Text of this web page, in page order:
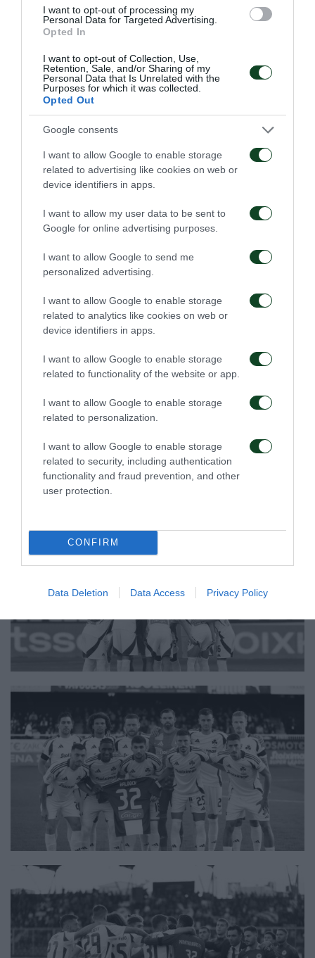
I want to opt-out of processing my
Personal Data for Targeted Advertising.
Opted In
I want to opt-out of Collection, Use,
Retention, Sale, and/or Sharing of my
Personal Data that Is Unrelated with the
Purposes for which it was collected.
Opted Out
Google consents
I want to allow Google to enable storage
related to advertising like cookies on web or
device identifiers in apps.
I want to allow my user data to be sent to
Google for online advertising purposes.
I want to allow Google to send me
personalized advertising.
I want to allow Google to enable storage
related to analytics like cookies on web or
device identifiers in apps.
I want to allow Google to enable storage
related to functionality of the website or app.
I want to allow Google to enable storage
related to personalization.
I want to allow Google to enable storage
related to security, including authentication
functionality and fraud prevention, and other
user protection.
CONFIRM
Data Deletion Data Access Privacy Policy
Riera), Nuss, Shengelia, Jung (78′ Salcedo).
Panathinaikos
: Dragowski, Kotsiras, Ingason, Jedvaj,
Mladenovic, Arao (79′ Maksimovic), Cerin, Tete (89′
Mancini), Bakasetas (79′ Ounahi), Djuricic (61′
Pellistri), Jeremejeff (79′ Nikas).